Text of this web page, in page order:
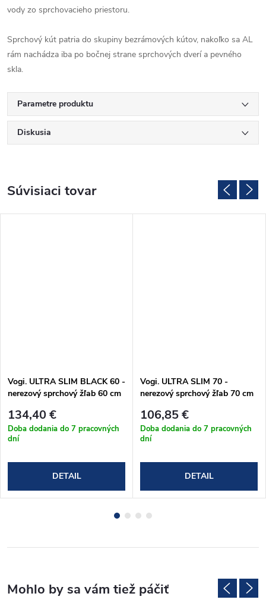
vody zo sprchovacieho priestoru.
Sprchový kút patria do skupiny bezrámových kútov, nakoľko sa AL
rám nachádza iba po bočnej strane sprchových dverí a pevného
skla.
Parametre produktu
Diskusia
Súvisiaci tovar
Vogi. ULTRA SLIM BLACK 60 -
nerezový sprchový žľab 60 cm
134,40 €
Doba dodania do 7 pracovných
dní
DETAIL
Vogi. ULTRA SLIM 70 -
nerezový sprchový žľab 70 cm
106,85 €
Doba dodania do 7 pracovných
dní
DETAIL